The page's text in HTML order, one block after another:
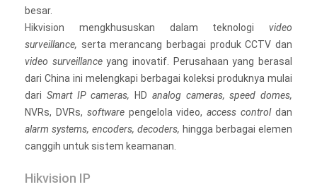
besar.
Hikvision mengkhususkan dalam teknologi video
surveillance, serta merancang berbagai produk CCTV dan
video surveillanceyang inovatif. Perusahaan yang berasal
dari China ini melengkapi berbagai koleksi produknya mulai
dari Smart IP cameras, HD analog cameras, speed domes,
NVRs, DVRs, softwarepengelola video,access controldan
alarm systems, encoders, decoders, hingga berbagai elemen
canggih untuk sistem keamanan.
Hikvision IP